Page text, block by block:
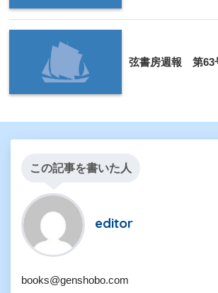
弦書房週報 第63
この記事を書いた人
editor
books@genshobo.com